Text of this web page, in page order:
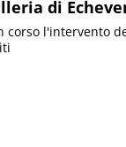
di
corso l'intervento